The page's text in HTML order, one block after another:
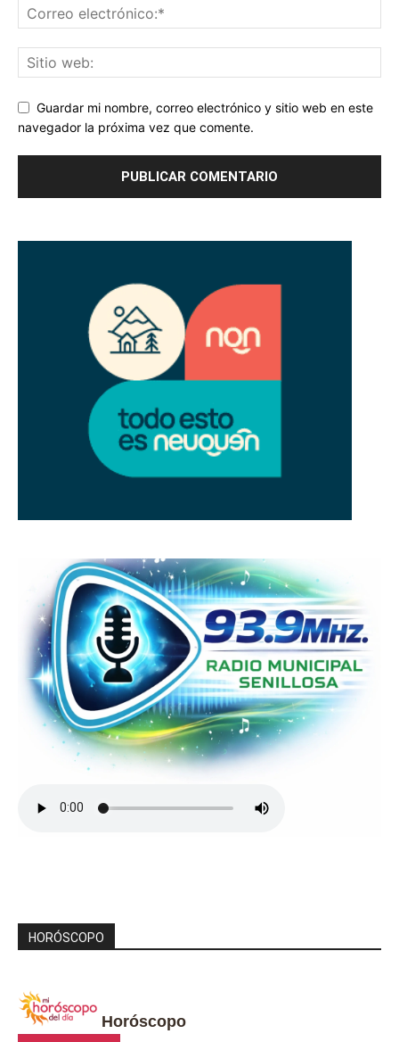
Guardar mi nombre, correo electrónico y sitio web en este
navegador la próxima vez que comente.
HORÓSCOPO
Horóscopo